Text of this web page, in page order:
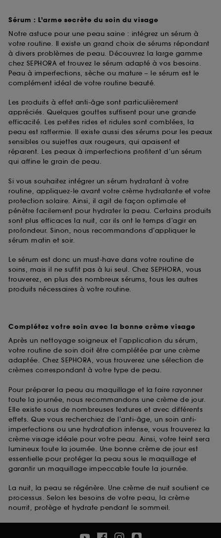
Sérum : L’arme secrète du soin du visage
Notre astuce pour une peau saine : intégrez un sérum à
votre routine. Il existe un grand choix de sérums répondant
à divers problèmes de peau. Découvrez la large gamme
chez SEPHORA et trouvez le sérum adapté à vos besoins.
Peau à imperfections, sèche ou mature – le sérum est le
complément idéal de votre routine beauté.
Les produits à effet anti-âge sont particulièrement
appréciés. Quelques gouttes suffisent pour une grande
efficacité. Les petites rides et ridules sont comblées, la
peau est raffermie. Il existe aussi des sérums pour les peaux
sensibles ou sujettes aux rougeurs, qui apaisent et
réparent. Les peaux à imperfections profitent d’un sérum
qui affine le grain de peau.
Si vous souhaitez intégrer un sérum hydratant à votre
routine, appliquez-le avant votre crème hydratante et votre
protection solaire. Ainsi, il agit de façon optimale et
pénètre facilement pour hydrater la peau. Certains produits
sont plus efficaces la nuit, car ils ont le temps d’agir en
profondeur. Sinon, nous recommandons d’appliquer le
sérum matin et soir.
Le sérum est donc un must-have dans votre routine de
soins, mais il ne suffit pas à lui seul. Chez SEPHORA, vous
trouverez, en plus des nombreux sérums, tous les autres
produits nécessaires à votre routine.
Complétez votre soin avec la bonne crème visage
Après un nettoyage soigneux et l’application du sérum,
votre routine de soin doit être complétée par une crème
adaptée. Chez SEPHORA, vous trouverez une sélection de
crèmes correspondant à votre type de peau.
Pour préparer la peau au maquillage et la faire rayonner
toute la journée, nous recommandons une crème de jour.
Elle existe sous de nombreuses textures et avec différents
effets. Que vous recherchiez de l’anti-âge, un soin anti-
imperfections ou une hydratation intense, vous trouverez la
crème visage idéale pour votre peau. Ainsi, votre teint sera
lumineux toute la journée. Une bonne crème de jour est
essentielle pour protéger la peau sous le maquillage et
garantir un maquillage impeccable toute la journée.
La nuit, la peau se régénère. Une crème de nuit soutient ce
processus. Selon les besoins de votre peau, la crème
nourrit, protège et hydrate pendant le sommeil.